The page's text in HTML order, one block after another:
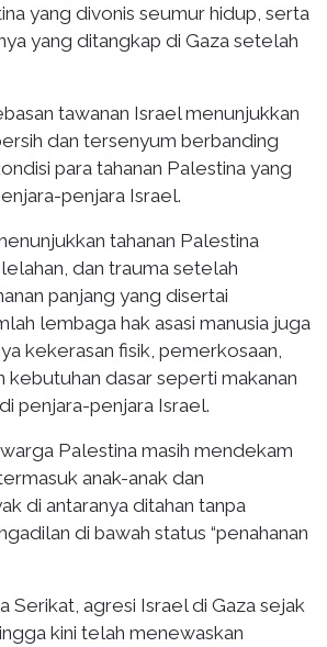
yang divonis seumur hidup, serta
yang ditangkap di Gaza setelah
tawanan Israel menunjukkan
dan tersenyum berbanding
para tahanan Palestina yang
penjara Israel.
tahanan Palestina
dan trauma setelah
panjang yang disertai
lembaga hak asasi manusia juga
kekerasan fisik, pemerkosaan,
kebutuhan dasar seperti makanan
penjara-penjara Israel.
Palestina masih mendekam
anak-anak dan
di antaranya ditahan tanpa
di bawah status “penahanan
Serikat, agresi Israel di Gaza sejak
kini telah menewaskan